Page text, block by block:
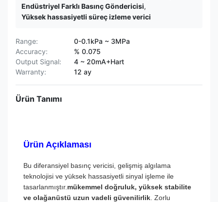
Endüstriyel Farklı Basınç Göndericisi,
Yüksek hassasiyetli süreç izleme verici
Range:
0-0.1kPa ~ 3MPa
Accuracy:
% 0.075
Output Signal:
4 ~ 20mA+Hart
Warranty:
12 ay
Ürün Tanımı
Ürün Açıklaması
Bu diferansiyel basınç vericisi, gelişmiş algılama
teknolojisi ve yüksek hassasiyetli sinyal işleme ile
tasarlanmıştır. mükemmel doğruluk, yüksek stabilite
ve olağanüstü uzun vadeli güvenilirlik . Zorlu